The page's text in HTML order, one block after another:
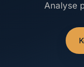
Analyse